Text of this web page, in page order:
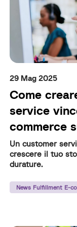
29 Mag 2025
Come
service
commerce
Un customer
crescere il tuo
durature.
News Fulfillment E-